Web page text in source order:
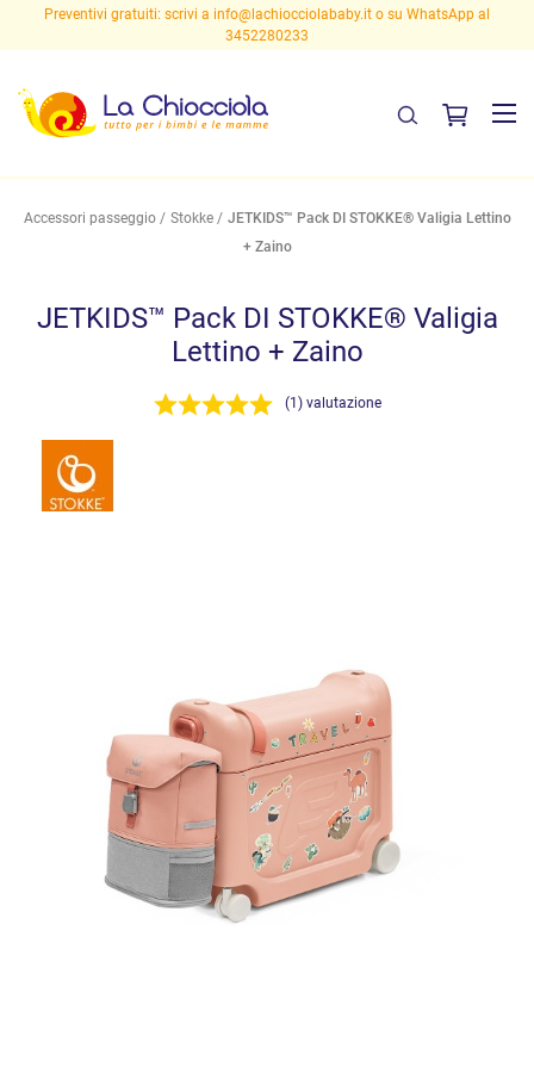
Preventivi gratuiti: scrivi a info@lachiocciolababy.it o su WhatsApp al
3452280233
Accessori passeggio Stokke
JETKIDS™ Pack DI STOKKE® Valigia Lettino
+ Zaino
JETKIDS™ Pack DI STOKKE® Valigia
Lettino + Zaino
(1) valutazione